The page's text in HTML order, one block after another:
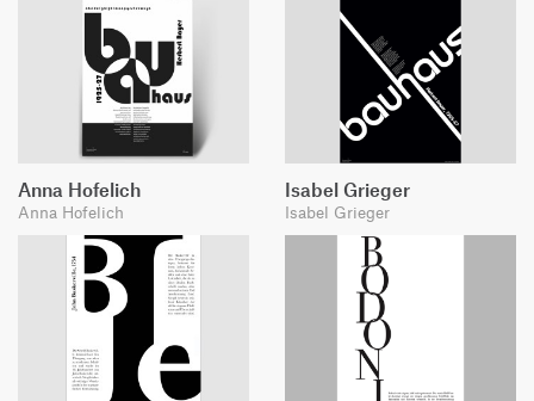
Anna Hofelich
Anna Hofelich
Isabel Grieger
Isabel Grieger